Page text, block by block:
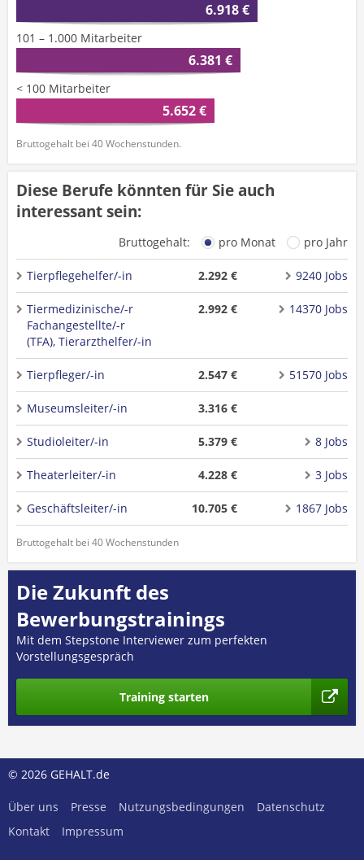
6.918 €
101 – 1.000 Mitarbeiter
6.381 €
< 100 Mitarbeiter
5.652 €
Bruttogehalt bei 40 Wochenstunden.
Diese Berufe könnten für Sie auch
interessant sein:
Bruttogehalt: pro Monat pro Jahr
Tierpflegehelfer/-in 2.292 € 9240 Jobs
Tiermedizinische/-r
Fachangestellte/-r
(TFA), Tierarzthelfer/-in
2.992 € 14370 Jobs
Tierpfleger/-in 2.547 € 51570 Jobs
Museumsleiter/-in 3.316 €
Studioleiter/-in 5.379 € 8 Jobs
Theaterleiter/-in 4.228 € 3 Jobs
Geschäftsleiter/-in 10.705 € 1867 Jobs
Bruttogehalt bei 40 Wochenstunden
Die Zukunft des
Bewerbungstrainings
Mit dem Stepstone Interviewer zum perfekten
Vorstellungsgespräch
Training starten
© 2026 GEHALT.de
Über uns Presse Nutzungsbedingungen
Datenschutz
Kontakt
Impressum